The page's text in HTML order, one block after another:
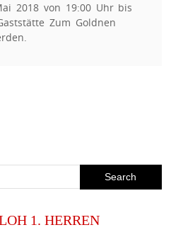
2018 von 19:00 Uhr bis
Zum Goldnen
1. HERREN